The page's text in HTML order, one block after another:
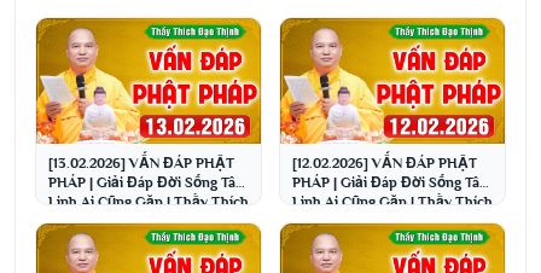
[13.02.2026] VẤN ĐÁP PHẬT
PHÁP | Giải Đáp Đời Sống Tâm
Linh Ai Cũng Gặp | Thầy Thích
Đạo Thịnh
[12.02.2026] VẤN ĐÁP PHẬT
PHÁP | Giải Đáp Đời Sống Tâm
Linh Ai Cũng Gặp | Thầy Thích
Đạo Thịnh